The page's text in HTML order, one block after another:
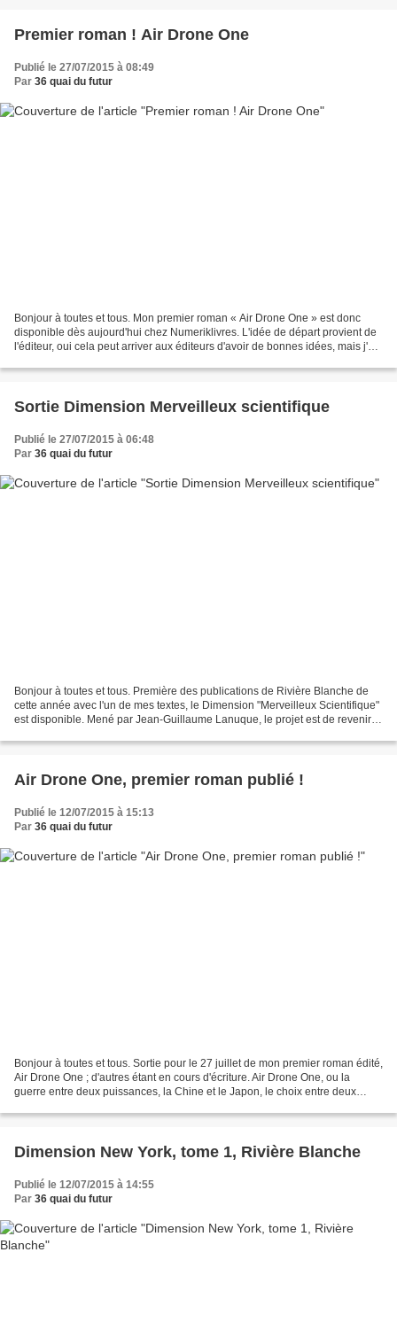
Premier roman ! Air Drone One
Publié le 27/07/2015 à 08:49
Par 36 quai du futur
Bonjour à toutes et tous. Mon premier roman « Air Drone One » est donc
disponible dès aujourd'hui chez Numeriklivres. L'idée de départ provient de
l'éditeur, oui cela peut arriver aux éditeurs d'avoir de bonnes idées, mais j'ai
Sortie Dimension Merveilleux scientifique
Publié le 27/07/2015 à 06:48
Par 36 quai du futur
Bonjour à toutes et tous. Première des publications de Rivière Blanche de
cette année avec l'un de mes textes, le Dimension "Merveilleux Scientifique"
est disponible. Mené par Jean-Guillaume Lanuque, le projet est de revenir
Air Drone One, premier roman publié !
Publié le 12/07/2015 à 15:13
Par 36 quai du futur
Bonjour à toutes et tous. Sortie pour le 27 juillet de mon premier roman édité,
Air Drone One ; d'autres étant en cours d'écriture. Air Drone One, ou la
guerre entre deux puissances, la Chine et le Japon, le choix entre deux
Dimension New York, tome 1, Rivière Blanche
Publié le 12/07/2015 à 14:55
Par 36 quai du futur